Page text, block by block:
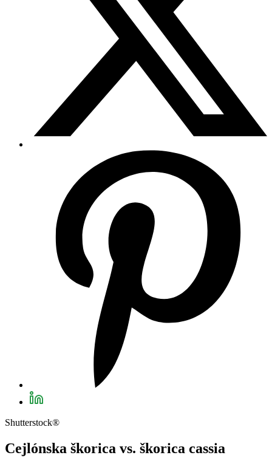
Shutterstock®
Cejlónska škorica vs. škorica cassia